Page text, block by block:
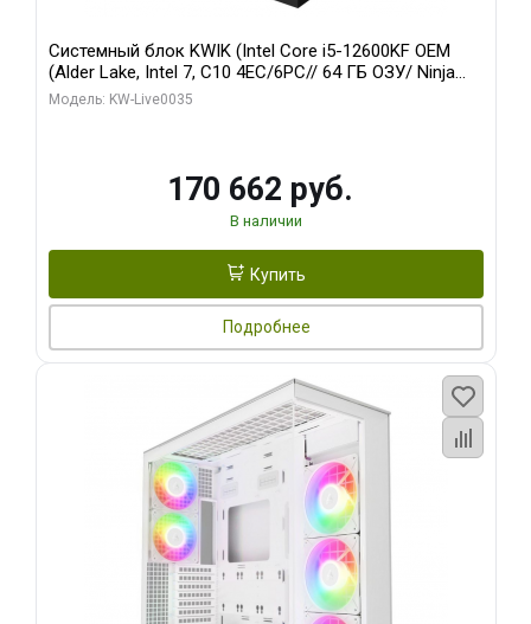
Системный блок KWIK (Intel Core i5-12600KF OEM
(Alder Lake, Intel 7, C10 4EC/6PC// 64 ГБ ОЗУ/ Ninja
Sinotex GTX1650 4GB 128bit GDDR6 DVI DP HDMI 2/
Модель: KW-Live0035
170 662 руб.
В наличии
Купить
Подробнее